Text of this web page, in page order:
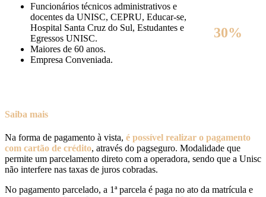
Funcionários técnicos administrativos e
docentes da UNISC, CEPRU, Educar-se,
Hospital Santa Cruz do Sul, Estudantes e
Egressos UNISC.
Maiores de 60 anos.
Empresa Conveniada.
30%
Saiba mais
Na forma de pagamento à vista, é possível realizar o pagamento
com cartão de crédito, através do pagseguro. Modalidade que
permite um parcelamento direto com a operadora, sendo que a Unisc
não interfere nas taxas de juros cobradas.
No pagamento parcelado, a 1ª parcela é paga no ato da matrícula e